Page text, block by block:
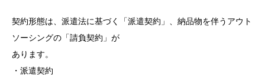
契約形態は、派遣法に基づく「派遣契約」、納品物を伴うアウト
ソーシングの「請負契約」が
あります。
・派遣契約